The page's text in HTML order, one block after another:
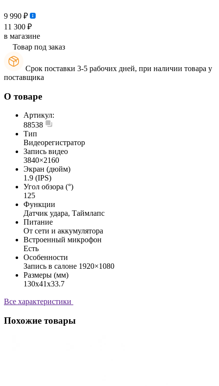
9 990 ₽
11 300 ₽
в магазине
Товар под заказ
Срок поставки 3-5 рабочих дней, при наличии товара у
поставщика
О товаре
Артикул:
88538
Тип
Видеорегистратор
Запись видео
3840×2160
Экран (дюйм)
1.9 (IPS)
Угол обзора (°)
125
Функции
Датчик удара, Таймлапс
Питание
От сети и аккумулятора
Встроенный микрофон
Есть
Особенности
Запись в салоне 1920×1080
Размеры (мм)
130x41x33.7
Все характеристики
Похожие товары